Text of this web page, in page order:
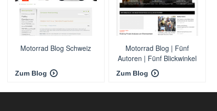
Motorrad Blog Schweiz
Zum Blog
Motorrad Blog | Fünf
Autoren | Fünf Blickwinkel
| Eine Leidenschaft: Das
Motorrad
Zum Blog